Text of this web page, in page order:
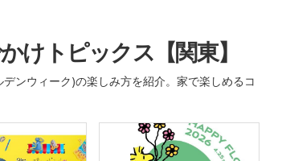
けトピックス【関東】
ンウィーク)の楽しみ方を紹介。家で楽しめるコ